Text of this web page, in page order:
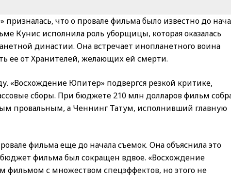
что о провале фильма было известно до
Кунис исполнила роль уборщицы, которая оказалась
династии. Она встречает инопланетного воина
ее от Хранителей, желающих ей смерти.
«Восхождение Юпитер» подвергся резкой критике,
сборы. При бюджете 210 млн долларов фильм
провальным, а Ченнинг Татум, исполнивший главную
фильма еще до начала съемок. Она объяснила это
фильма был сокращен вдвое. «Восхождение
с множеством спецэффектов, но этого не